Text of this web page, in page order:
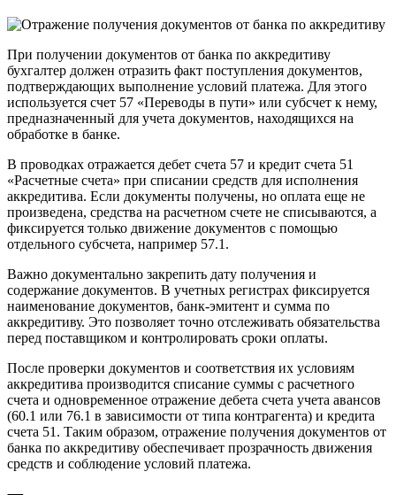
При получении документов от банка по аккредитиву
бухгалтер должен отразить факт поступления документов,
подтверждающих выполнение условий платежа. Для этого
используется счет 57 «Переводы в пути» или субсчет к нему,
предназначенный для учета документов, находящихся на
обработке в банке.
В проводках отражается дебет счета 57 и кредит счета 51
«Расчетные счета» при списании средств для исполнения
аккредитива. Если документы получены, но оплата еще не
произведена, средства на расчетном счете не списываются, а
фиксируется только движение документов с помощью
отдельного субсчета, например 57.1.
Важно документально закрепить дату получения и
содержание документов. В учетных регистрах фиксируется
наименование документов, банк-эмитент и сумма по
аккредитиву. Это позволяет точно отслеживать обязательства
перед поставщиком и контролировать сроки оплаты.
После проверки документов и соответствия их условиям
аккредитива производится списание суммы с расчетного
счета и одновременное отражение дебета счета учета авансов
(60.1 или 76.1 в зависимости от типа контрагента) и кредита
счета 51. Таким образом, отражение получения документов от
банка по аккредитиву обеспечивает прозрачность движения
средств и соблюдение условий платежа.